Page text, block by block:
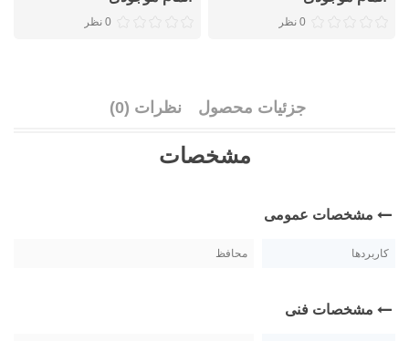
0 نظر 0 نظر
جزئیات محصول نظرات (0)
مشخصات
مشخصات عمومی
کاربردها محافظ
مشخصات فنی